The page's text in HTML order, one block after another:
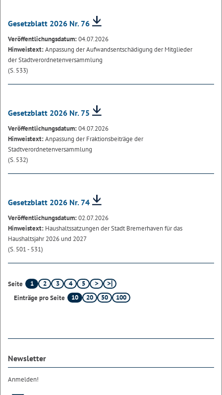
Gesetzblatt 2026 Nr. 76
Veröffentlichungsdatum:04.07.2026
Hinweistext:Anpassung der Aufwandsentschädigung der Mitglieder
der Stadtverordnetenversammlung
(S. 533)
Gesetzblatt 2026 Nr. 75
Veröffentlichungsdatum:04.07.2026
Hinweistext:Anpassung der Fraktionsbeiträge der
Stadtverordnetenversammlung
(S. 532)
Gesetzblatt 2026 Nr. 74
Veröffentlichungsdatum:02.07.2026
Hinweistext: Haushaltssatzungen der Stadt Bremerhaven für das
Haushaltsjahr 2026 und 2027
(S. 501 - 531)
Seite 1 2 3 4
5
Einträge pro Seite
10 20 50 100
Newsletter
Anmelden!